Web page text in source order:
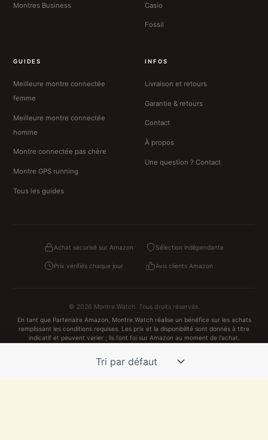
Montres Business Casio
Fossil
GUIDES
Meilleure montre connectée
femme
Meilleure montre connectée
homme
Montre connectée pas chère
Montre GPS running
Tous les guides
INFOS
Livraison et retours
Garantie & retours
Contact
À propos
Une question ? Contact
Achat sécurisé sur Amazon Sélection indépendante
Prix vérifiés chaque jour Avis clients Amazon
© 2026 Montre.Watch. Tous droits réservés.
En tant que Partenaire Amazon, Montre.Watch réalise un bénéfice sur les achats
remplissant les conditions requises. Les prix et la disponibilité sont donnés à titre
indicatif et peuvent varier ; ils font foi sur Amazon au moment de l'achat.
Confidentialité Cookies Mentions légales